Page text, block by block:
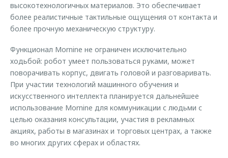
высокотехнологичных материалов. Это обеспечивает
более реалистичные тактильные ощущения от контакта и
более прочную механическую структуру.
Функционал Mornine не ограничен исключительно
ходьбой: робот умеет пользоваться руками, может
поворачивать корпус, двигать головой и разговаривать.
При участии технологий машинного обучения и
искусственного интеллекта планируется дальнейшее
использование Mornine для коммуникации с людьми с
целью оказания консультации, участия в рекламных
акциях, работы в магазинах и торговых центрах, а также
во многих других сферах и областях.